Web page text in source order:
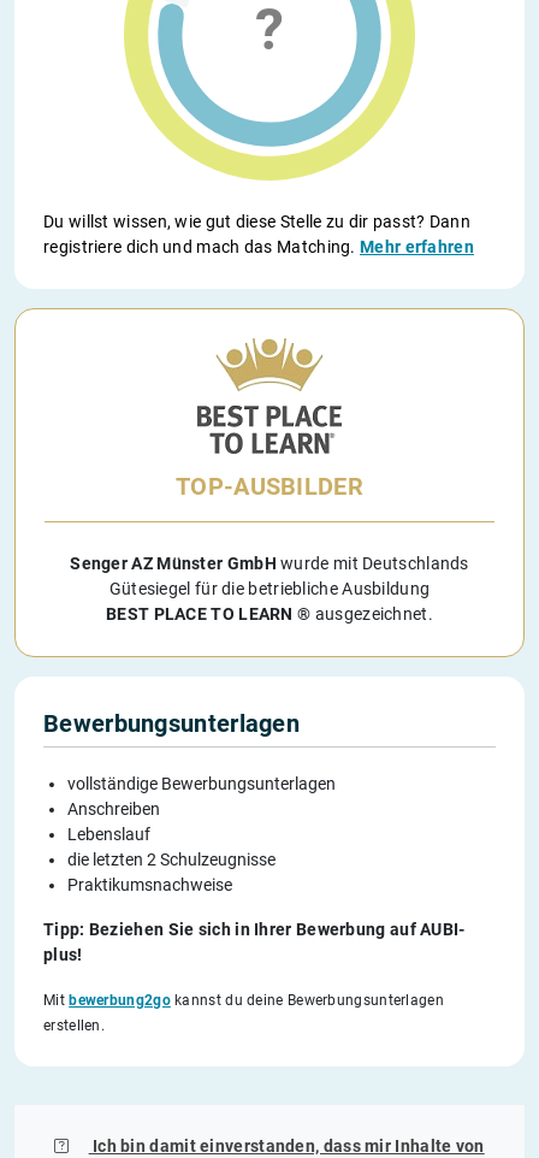
Du willst wissen, wie gut diese Stelle zu dir passt? Dann
registriere dich und mach das Matching.Mehr erfahren
TOP-AUSBILDER
Senger AZ Münster GmbH wurde mit Deutschlands
Gütesiegel für die betriebliche Ausbildung
BEST PLACE TO LEARN ® ausgezeichnet.
Bewerbungsunterlagen
vollständige Bewerbungsunterlagen
Anschreiben
Lebenslauf
die letzten 2 Schulzeugnisse
Praktikumsnachweise
Tipp: Beziehen Sie sich in Ihrer Bewerbung auf AUBI-
plus!
Mit bewerbung2gokannst du deine Bewerbungsunterlagen
erstellen.
Ich bin damit einverstanden, dass mir Inhalte von